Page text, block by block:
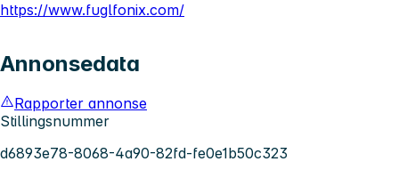
https://www.fuglfonix.com/
Annonsedata
Rapporter annonse
Stillingsnummer
d6893e78-8068-4a90-82fd-fe0e1b50c323